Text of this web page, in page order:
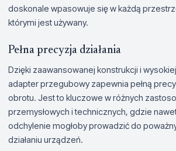
doskonale wpasowuje się w każdą
którymi jest używany.
Pełna precyzja działania
Dzięki zaawansowanej konstrukcji i
adapter przegubowy zapewnia pełną
obrotu. Jest to kluczowe w różnych
przemysłowych i technicznych, gdzie
odchylenie mogłoby prowadzić do
działaniu urządzeń.